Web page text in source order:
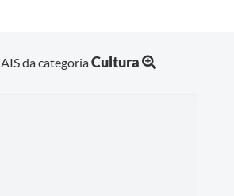
da categoriaCultura